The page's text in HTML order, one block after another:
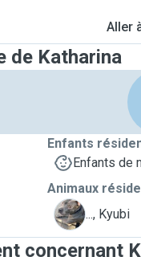
Aller
de Katharina
Enfants
Enfants de
Animaux
K
..., Kyubi
concernant